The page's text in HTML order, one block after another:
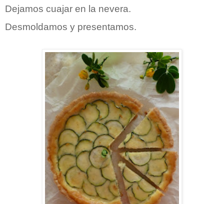
Dejamos cuajar en la nevera.
Desmoldamos y presentamos.